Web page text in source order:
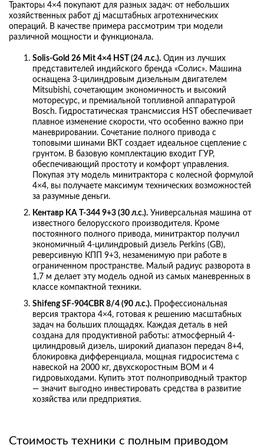
Тракторы 4×4 покупают для разных задач: от небольших
хозяйственных работ дj масштабных агротехнических
операций. В качестве примера рассмотрим три модели
различной мощности и функционала.
Solis-Gold 26 Mit 4×4 HST (24 л.с.). Один из лучших
представителей индийского бренда «Солис». Машина
оснащена 3-цилиндровым дизельным двигателем
Mitsubishi, сочетающим экономичность и высокий
моторесурс, и премиальной топливной аппаратурой
Bosch. Гидростатическая трансмиссия HST обеспечивает
плавное изменение скорости, что особенно важно при
маневрировании. Сочетание полного привода с
топовыми шинами BKT создает идеальное сцепление с
грунтом. В базовую комплектацию входит ГУР,
обеспечивающий простоту и комфорт управления.
Покупая эту модель минитрактора с колесной формулой
4×4, вы получаете максимум технических возможностей
за разумные деньги.
Кентавр КА Т-344 9+3 (30 л.с.). Универсальная машина от
известного белорусского производителя. Кроме
постоянного полного привода, минитрактор получил
экономичный 4-цилиндровый дизель Perkins (GB),
реверсивную КПП 9+3, незаменимую при работе в
ограниченном пространстве. Малый радиус разворота в
1,7 м делает эту модель одной из самых маневренных в
классе компактной техники.
Shifeng SF-904CBR 8/4 (90 л.с.). Профессиональная
версия трактора 4×4, готовая к решению масштабных
задач на больших площадях. Каждая деталь в ней
создана для продуктивной работы: атмосферный 4-
цилиндровый дизель, широкий диапазон передач 8+4,
блокировка дифференциала, мощная гидросистема с
навеской на 2000 кг, двухскоростным ВОМ и 4
гидровыходами. Купить этот полноприводный трактор
— значит выгодно инвестировать средства в развитие
хозяйства или предприятия.
Стоимость техники с полным приводом